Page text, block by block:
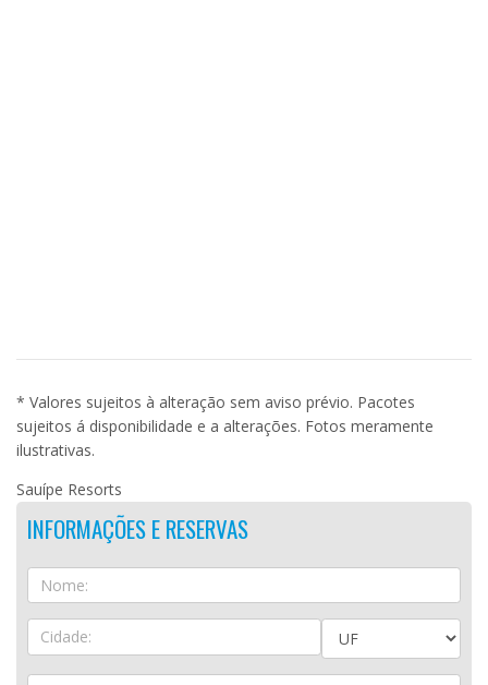
* Valores sujeitos à alteração sem aviso prévio. Pacotes
sujeitos á disponibilidade e a alterações. Fotos meramente
ilustrativas.
Sauípe Resorts
INFORMAÇÕES E RESERVAS